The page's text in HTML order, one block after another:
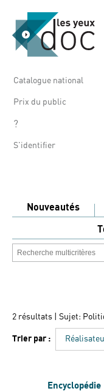
Catalogue national
Prix du public
?
S'identifier
Nouveautés
2 résultats | Sujet:
Trier par :
Encyclopédie